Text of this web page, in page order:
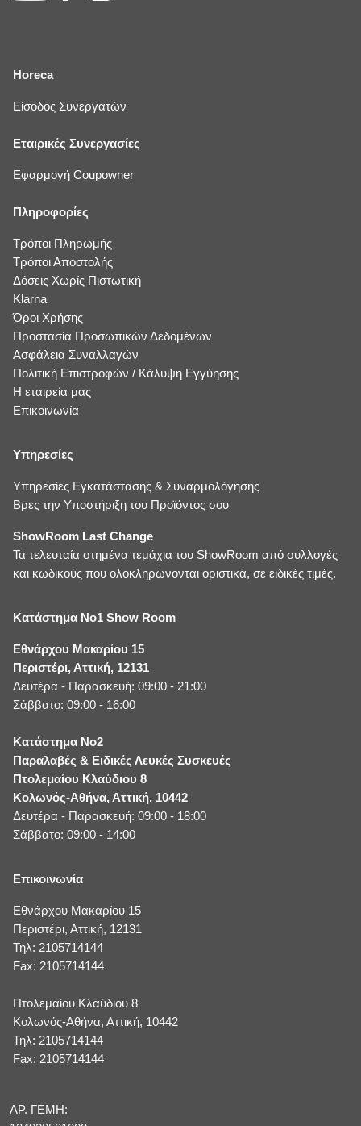
Horeca
Είσοδος Συνεργατών
Εταιρικές Συνεργασίες
Εφαρμογή Coupowner
Πληροφορίες
Τρόποι Πληρωμής
Τρόποι Αποστολής
Δόσεις Χωρίς Πιστωτική
Klarna
Όροι Χρήσης
Προστασία Προσωπικών Δεδομένων
Ασφάλεια Συναλλαγών
Πολιτική Επιστροφών / Κάλυψη Εγγύησης
Η εταιρεία μας
Επικοινωνία
Υπηρεσίες
Υπηρεσίες Εγκατάστασης & Συναρμολόγησης
Βρες την Υποστήριξη του Προϊόντος σου
ShowRoom Last Change
Τα τελευταία στημένα τεμάχια του ShowRoom από συλλογές
και κωδικούς που ολοκληρώνονται οριστικά, σε ειδικές τιμές.
Κατάστημα No1 Show Room
Εθνάρχου Μακαρίου 15
Περιστέρι, Αττική, 12131
Δευτέρα - Παρασκευή: 09:00 - 21:00
Σάββατο: 09:00 - 16:00
Κατάστημα No2
Παραλαβές & Ειδικές Λευκές Συσκευές
Πτολεμαίου Κλαύδιου 8
Κολωνός-Αθήνα, Αττική, 10442
Δευτέρα - Παρασκευή: 09:00 - 18:00
Σάββατο: 09:00 - 14:00
Επικοινωνία
Εθνάρχου Μακαρίου 15
Περιστέρι, Αττική, 12131
Τηλ: 2105714144
Fax: 2105714144
Πτολεμαίου Κλαύδιου 8
Κολωνός-Αθήνα, Αττική, 10442
Τηλ: 2105714144
Fax: 2105714144
ΑΡ. ΓΕΜΗ: